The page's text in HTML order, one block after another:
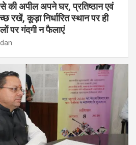
से की अपील अपने घर, प्रतिष्ठान एवं
रखें, कूड़ा निर्धारित स्थान पर ही
पर गंदगी न फैलाएं